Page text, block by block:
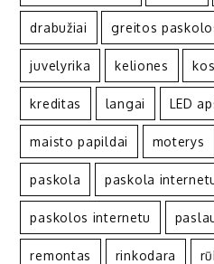
drabužiai greitos
juvelyrika keliones
kreditas langai LED
maisto papildai moterys
paskola paskola
paskolos internetu
remontas rinkodara